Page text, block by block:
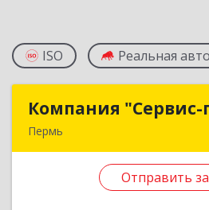
ISO Реальная
Компания "Сервис-
Пермь
Отправить
Компания